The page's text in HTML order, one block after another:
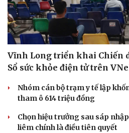
Vĩnh Long triển khai Chiến
Sổ sức khỏe điện tử trên
Nhóm cán bộ trạm y tế lập
tham ô 614 triệu đồng
Chọn hiệu trưởng sau sáp
liêm chính là điều tiên quyết